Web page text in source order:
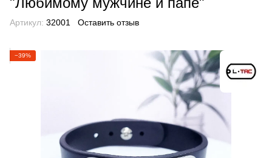
Артикул: 32001 Оставить отзыв
−39%